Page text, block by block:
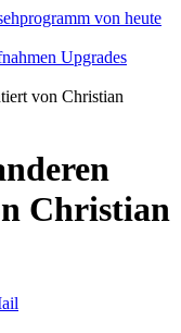
Upgrades
Christian